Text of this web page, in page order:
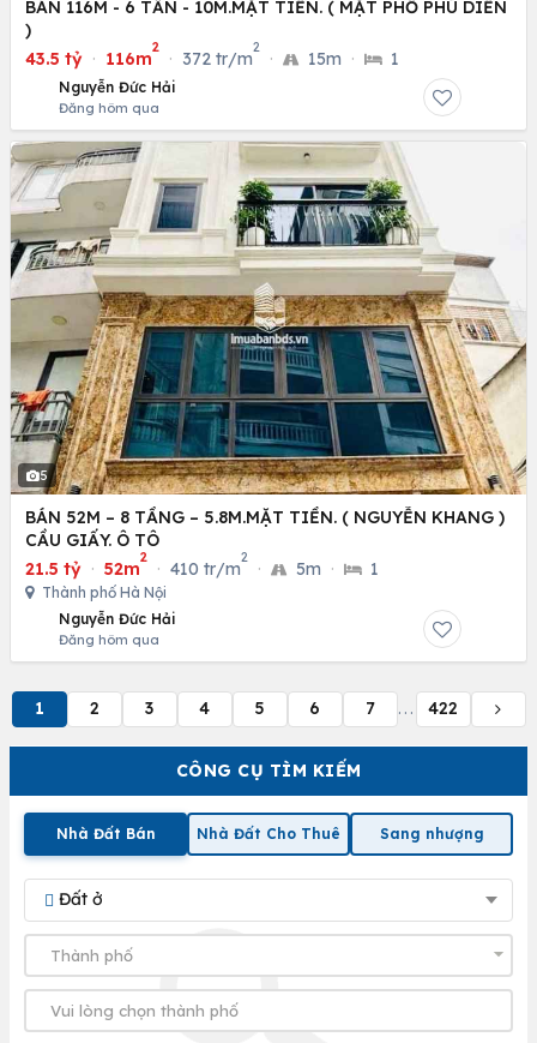
CÔNG CỤ TÌM KIẾM
Nhà Đất Bán Nhà Đất Cho Thuê Sang nhượng
Đất ở
BÁN 116M - 6 TẦN - 10M.MẶT TIỀN. ( MẶT PHỐ PHÚ DIỄN
)
43.5 tỷ · 116m
2
· 372 tr/m
2
· 15m · 1
Nguyễn Đức Hải
Đăng hôm qua
5
BÁN 52M – 8 TẦNG – 5.8M.MẶT TIỀN. ( NGUYỄN KHANG )
CẦU GIẤY. Ô TÔ
21.5 tỷ · 52m
2
· 410 tr/m
2
· 5m · 1
Thành phố Hà Nội
Nguyễn Đức Hải
Đăng hôm qua
1 2 3 4 5 6 7 ... 422